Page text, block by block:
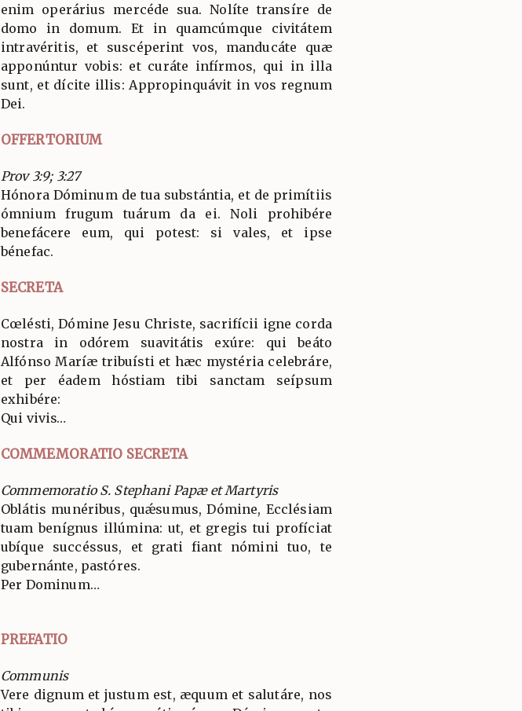
enim operárius mercéde sua. Nolíte transíre de
domo in domum. Et in quamcúmque civitátem
intravéritis, et suscéperint vos, manducáte quæ
apponúntur vobis: et curáte infírmos, qui in illa
sunt, et dícite illis: Appropinquávit in vos regnum
Dei.
OFFERTORIUM
Prov 3:9; 3:27
Hónora Dóminum de tua substántia, et de primítiis
ómnium frugum tuárum da ei. Noli prohibére
benefácere eum, qui potest: si vales, et ipse
bénefac.
SECRETA
Cœlésti, Dómine Jesu Christe, sacrifícii igne corda
nostra in odórem suavitátis exúre: qui beáto
Alfónso Maríæ tribuísti et hæc mystéria celebráre,
et per éadem hóstiam tibi sanctam seípsum
exhibére:
Qui vivis…
COMMEMORATIO SECRETA
Commemoratio S. Stephani Papæ et Martyris
Oblátis munéribus, quǽsumus, Dómine, Ecclésiam
tuam benígnus illúmina: ut, et gregis tui profíciat
ubíque succéssus, et grati fiant nómini tuo, te
gubernánte, pastóres.
Per Dominum…
PREFATIO
Communis
Vere dignum et justum est, æquum et salutáre, nos